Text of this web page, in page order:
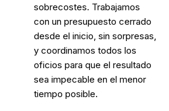
sobrecostes. Trabajamos
con un presupuesto cerrado
desde el inicio, sin sorpresas,
y coordinamos todos los
oficios para que el resultado
sea impecable en el menor
tiempo posible.